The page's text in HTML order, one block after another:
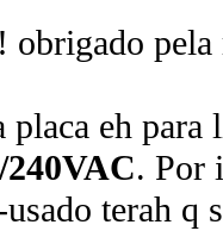
obrigado pela
placa eh
240VAC. Por
terah q